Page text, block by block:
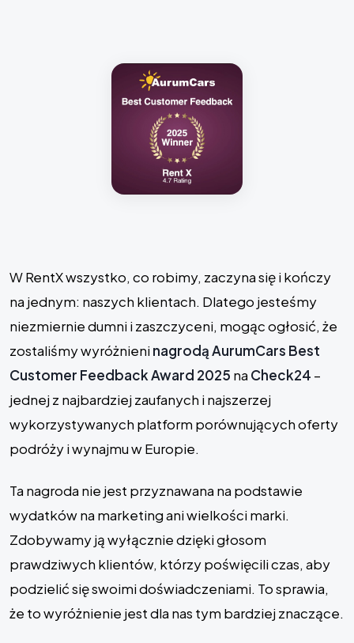
W RentX wszystko, co robimy, zaczyna się i kończy
na jednym: naszych klientach. Dlatego jesteśmy
niezmiernie dumni i zaszczyceni, mogąc ogłosić, że
zostaliśmy wyróżnieninagrodą AurumCars Best
Customer Feedback Award 2025 na Check24 –
jednej z najbardziej zaufanych i najszerzej
wykorzystywanych platform porównujących oferty
podróży i wynajmu w Europie.
Ta nagroda nie jest przyznawana na podstawie
wydatków na marketing ani wielkości marki.
Zdobywamy ją wyłącznie dzięki głosom
prawdziwych klientów, którzy poświęcili czas, aby
podzielić się swoimi doświadczeniami. To sprawia,
że to wyróżnienie jest dla nas tym bardziej znaczące.